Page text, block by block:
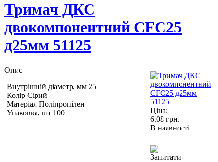
Тримач ДКС
двокомпонентний СFC25
д25мм 51125
Опис
Внутрішній діаметр, мм 25
Колір Сірий
Матеріал Поліпропілен
Упаковка, шт 100
Ціна:
6.08 грн.
В наявності